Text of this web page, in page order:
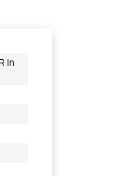
In